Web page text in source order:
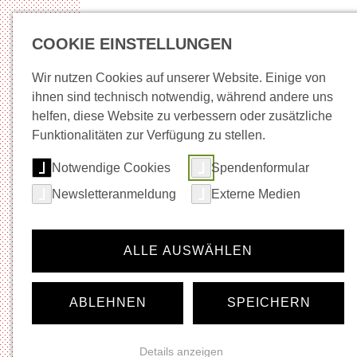
Neuigkeiten Wege in Arbeit Beratung +
Startseite Musik Neuigkeiten
Veranstaltungskalender
Ticket-Shop
Künstler*innen- und Agenturinfos
COOKIE EINSTELLUNGEN
Wir nutzen Cookies auf unserer Website. Einige von
ihnen sind technisch notwendig, während andere uns
helfen, diese Website zu verbessern oder zusätzliche
Funktionalitäten zur Verfügung zu stellen.
Notwendige Cookies
Spendenformular
Newsletteranmeldung
Externe Medien
ALLE AUSWÄHLEN
ABLEHNEN SPEICHERN
Details anzeigen